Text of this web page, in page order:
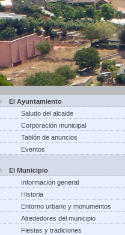
El Ayuntamiento
Saludo del alcalde
Corporación municipal
Tablón de anuncios
Eventos
El Municipio
Información general
Historia
Entorno urbano y monumentos
Alrededores del municipio
Fiestas y tradiciones